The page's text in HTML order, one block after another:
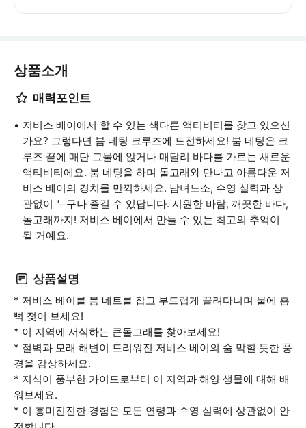
상품소개
매력포인트
저비스 베이에서 할 수 있는 색다른 액티비티를 찾고 있으신
가요? 그렇다면 붐 네팅 크루즈에 도전하세요! 붐 네팅은 크
루즈 끝에 매단 그물에 앉거나 매달려 바다를 가르는 새로운
액티비티에요. 붐 네팅을 하며 돌고래와 만나고 아름다운 저
비스 베이의 경치를 만끽하세요. 남녀노소, 수영 실력과 상
관없이 누구나 즐길 수 있답니다. 시원한 바람, 깨끗한 바다,
돌고래까지! 저비스 베이에서 만들 수 있는 최고의 추억이
될 거예요.
상품설명
* 저비스 베이를 붐 네트를 잡고 부드럽게 끌려다니며 물에 흠
뻑 젖어 보세요!
* 이 지역에 서식하는 큰돌고래를 찾아보세요!
* 절벽과 모래 해변이 드리워진 저비스 베이의 숨 막힐 듯한 풍
경을 감상하세요.
* 지식이 풍부한 가이드로부터 이 지역과 해양 생물에 대해 배
워보세요.
* 이 흥미진진한 경험은 모든 연령과 수영 실력에 상관없이 안